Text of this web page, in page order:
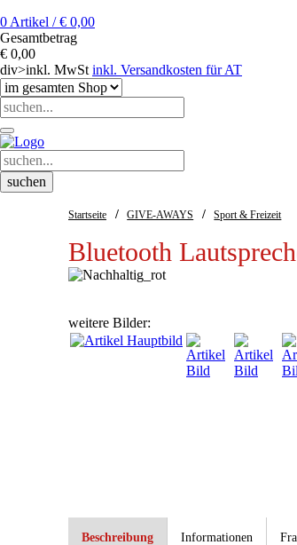
0 Artikel / € 0,00
Gesamtbetrag
€ 0,00
div>inkl. MwSt inkl. Versandkosten für AT
Startseite / GIVE-AWAYS / Sport & Freizeit
Bluetooth
weitere Bilder:
Beschreibung Informationen